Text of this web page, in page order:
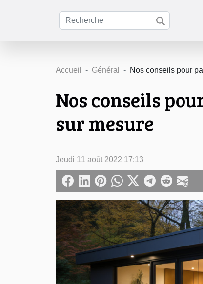
Accueil Général Nos conseils pour
Nos conseils
sur mesure
Jeudi 11 août 2022 17:13